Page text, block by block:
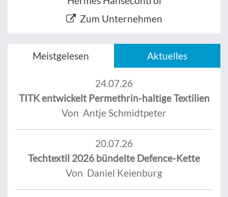
Zum Unternehmen
Meistgelesen Aktuelles
24.07.26
TITK entwickelt Permethrin-haltige Textilien
Von Antje Schmidtpeter
20.07.26
Techtextil 2026 bündelte Defence-Kette
Von Daniel Keienburg